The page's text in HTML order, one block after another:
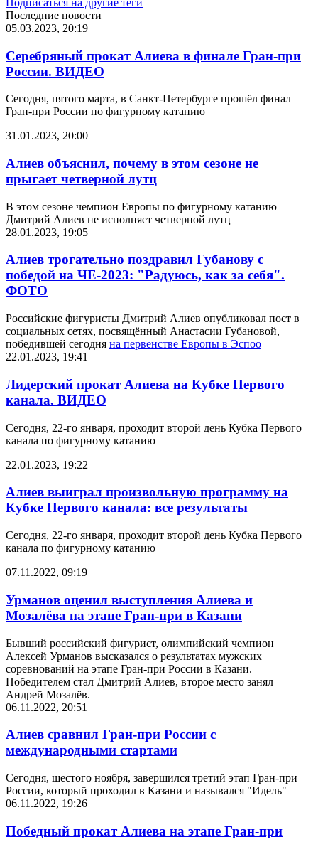
Последние новости
05.03.2023, 20:19
Серебряный прокат Алиева в финале Гран-при
России. ВИДЕО
Сегодня, пятого марта, в Санкт-Петербурге прошёл финал
Гран-при России по фигурному катанию
31.01.2023, 20:00
Алиев объяснил, почему в этом сезоне не
прыгает четверной лутц
В этом сезоне чемпион Европы по фигурному катанию
Дмитрий Алиев не исполняет четверной лутц
28.01.2023, 19:05
Алиев трогательно поздравил Губанову с
победой на ЧЕ-2023: "Радуюсь, как за себя".
ФОТО
Российские фигуристы Дмитрий Алиев опубликовал пост в
социальных сетях, посвящённый Анастасии Губановой,
победившей сегодня на первенстве Европы в Эспоо
22.01.2023, 19:41
Лидерский прокат Алиева на Кубке Первого
канала. ВИДЕО
Сегодня, 22-го января, проходит второй день Кубка Первого
канала по фигурному катанию
22.01.2023, 19:22
Алиев выиграл произвольную программу на
Кубке Первого канала: все результаты
Сегодня, 22-го января, проходит второй день Кубка Первого
канала по фигурному катанию
07.11.2022, 09:19
Урманов оценил выступления Алиева и
Мозалёва на этапе Гран-при в Казани
Бывший российский фигурист, олимпийский чемпион
Алексей Урманов высказался о результатах мужских
соревнований на этапе Гран-при России в Казани.
Победителем стал Дмитрий Алиев, второе место занял
Андрей Мозалёв.
06.11.2022, 20:51
Алиев сравнил Гран-при России с
международными стартами
Сегодня, шестого ноября, завершился третий этап Гран-при
России, который проходил в Казани и назывался "Идель"
06.11.2022, 19:26
Победный прокат Алиева на этапе Гран-при